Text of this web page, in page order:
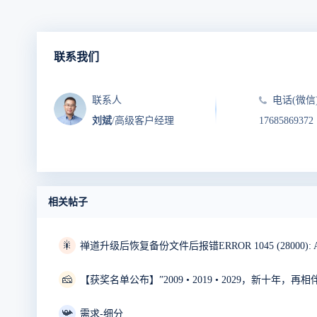
联系我们
联系人
刘斌/高级客户经理
电话(微
17685869372
相关帖子
🎇
🧀 【获奖名单公布】”2009 • 2019 • 2029，新十年，再相
📯 需求-细分